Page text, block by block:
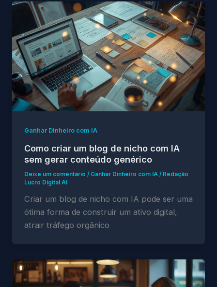
Ganhar Dinheiro com IA
Como criar um blog de nicho com IA
sem gerar conteúdo genérico
Deixe um comentário / Ganhar Dinheiro com IA/ Redação
Lucro Digital AI
Criar um blog de nicho com IA pode ser uma
ótima forma de construir um ativo digital,
atrair tráfego orgânico